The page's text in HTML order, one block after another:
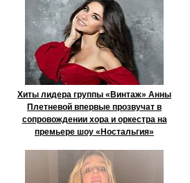
Хиты лидера группы «Винтаж» Анны
Плетневой впервые прозвучат в
сопровождении хора и оркестра на
премьере шоу «Ностальгия»